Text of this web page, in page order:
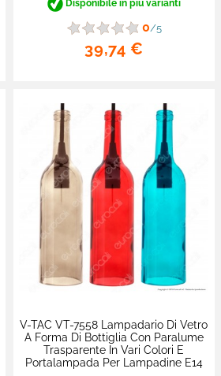
Disponibile in più varianti
0/5
39,74 €
V-TAC VT-7558 Lampadario Di Vetro
A Forma Di Bottiglia Con Paralume
Trasparente In Vari Colori E
Portalampada Per Lampadine E14